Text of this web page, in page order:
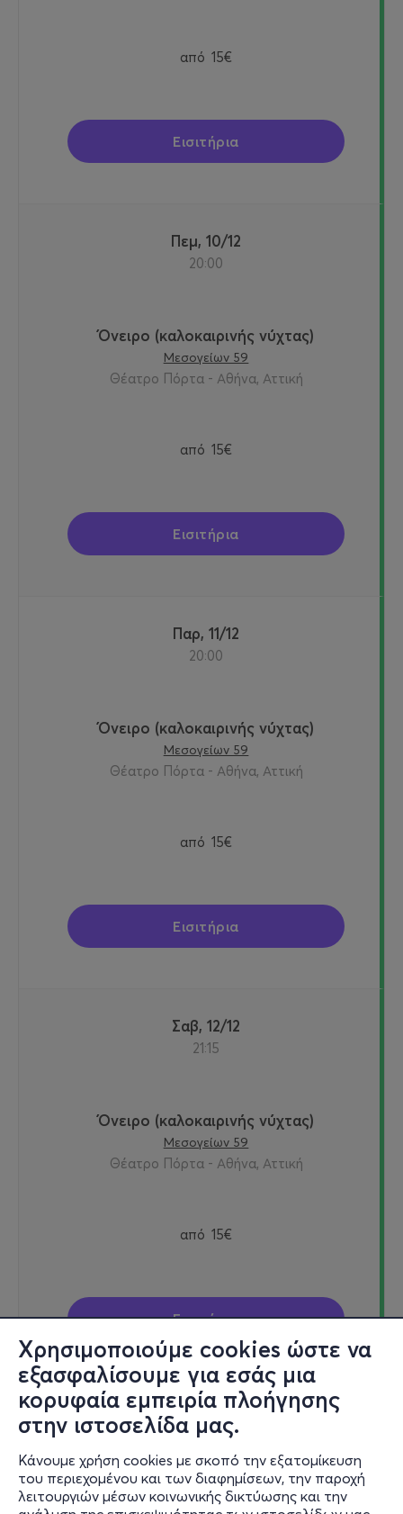
Χρησιμοποιούμε cookies ώστε να
εξασφαλίσουμε για εσάς μια
κορυφαία εμπειρία πλοήγησης
στην ιστοσελίδα μας.
Κάνουμε χρήση cookies με σκοπό την εξατομίκευση
του περιεχομένου και των διαφημίσεων, την παροχή
λειτουργιών μέσων κοινωνικής δικτύωσης και την
από 15€
Εισιτήρια
Πεμ, 10/12
20:00
Όνειρο (καλοκαιρινής νύχτας)
Μεσογείων 59
Θέατρο Πόρτα - Αθήνα, Αττική
από 15€
Εισιτήρια
Παρ, 11/12
20:00
Όνειρο (καλοκαιρινής νύχτας)
Μεσογείων 59
Θέατρο Πόρτα - Αθήνα, Αττική
από 15€
Εισιτήρια
Σαβ, 12/12
21:15
Όνειρο (καλοκαιρινής νύχτας)
Μεσογείων 59
Θέατρο Πόρτα - Αθήνα, Αττική
από 15€
Εισιτήρια
Κυρ, 13/12
20:00